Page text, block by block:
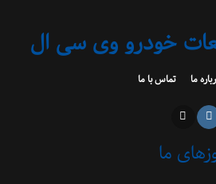
خودرو وی سی ال
ما تماس با ما
ما